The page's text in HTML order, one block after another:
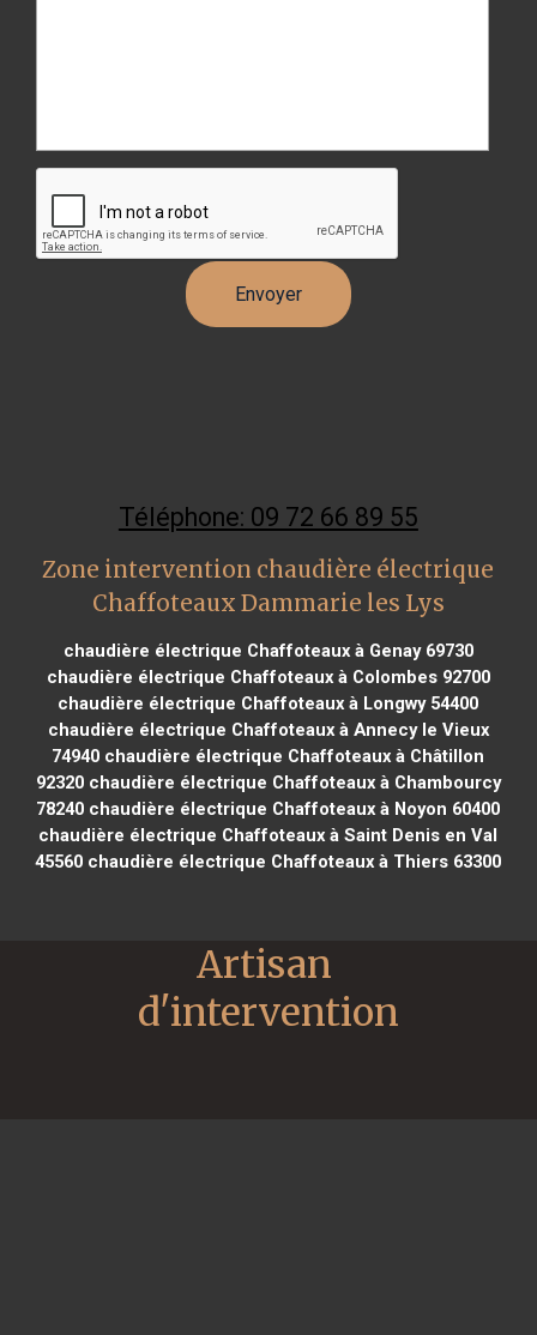
Téléphone: 09 72 66 89 55
Zone intervention chaudière électrique
Chaffoteaux Dammarie les Lys
chaudière électrique Chaffoteaux à Genay 69730
chaudière électrique Chaffoteaux à Colombes 92700
chaudière électrique Chaffoteaux à Longwy 54400
chaudière électrique Chaffoteaux à Annecy le Vieux
74940 chaudière électrique Chaffoteaux à Châtillon
92320chaudière électrique Chaffoteaux à Chambourcy
78240 chaudière électrique Chaffoteaux à Noyon 60400
chaudière électrique Chaffoteaux à Saint Denis en Val
45560 chaudière électrique Chaffoteaux à Thiers 63300
Artisan
d'intervention